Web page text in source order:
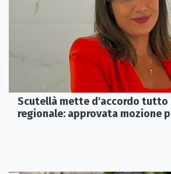
Scutellà mette d'accordo tutto
regionale: approvata mozione